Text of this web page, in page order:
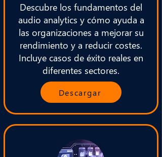
Descubre los fundamentos del
audio analytics y cómo ayuda a
las organizaciones a mejorar su
rendimiento y a reducir costes.
Incluye casos de éxito reales en
diferentes sectores.
Descargar